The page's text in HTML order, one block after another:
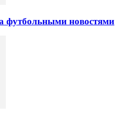
футбольными новостями